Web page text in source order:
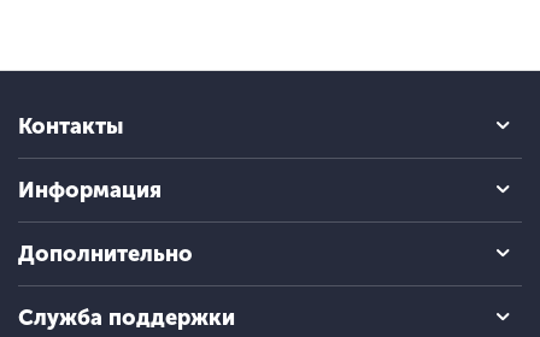
Контакты
Информация
Дополнительно
Служба поддержки